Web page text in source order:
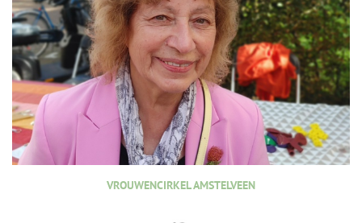
VROUWENCIRKEL AMSTELVEEN